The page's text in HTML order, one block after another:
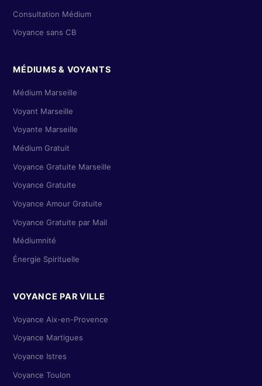
Consultation Médium
Voyance sans CB
MÉDIUMS & VOYANTS
Médium Marseille
Voyant Marseille
Voyante Marseille
Médium Gratuit
Voyance Gratuite Marseille
Voyance Gratuite
Voyance Amour Gratuite
Voyance Gratuite par Mail
Médiumnité
Énergie Spirituelle
VOYANCE PAR VILLE
Voyance Aix-en-Provence
Voyance Martigues
Voyance Istres
Voyance Toulon